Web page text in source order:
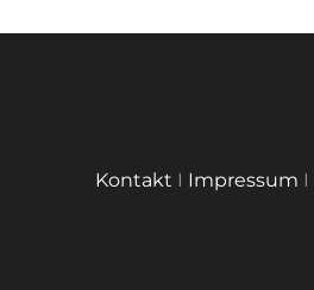
Kontakt I Impressum I